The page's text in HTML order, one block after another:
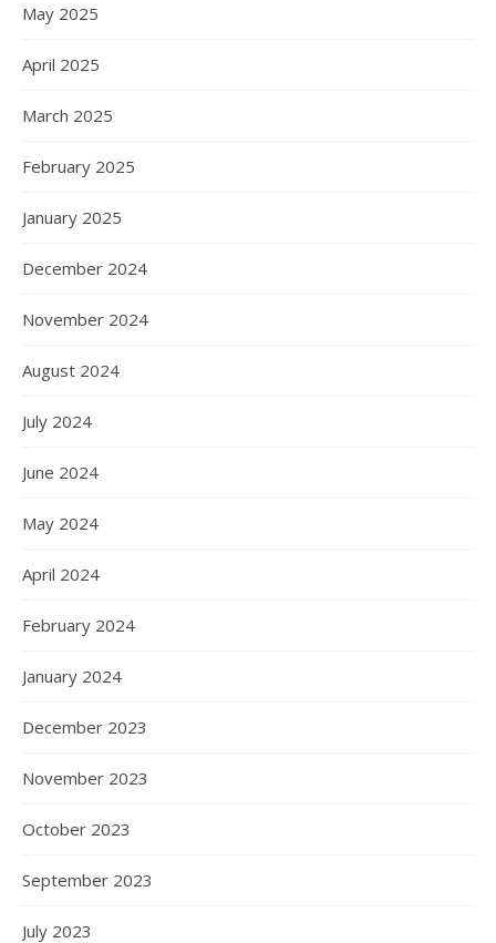
May 2025
April 2025
March 2025
February 2025
January 2025
December 2024
November 2024
August 2024
July 2024
June 2024
May 2024
April 2024
February 2024
January 2024
December 2023
November 2023
October 2023
September 2023
July 2023